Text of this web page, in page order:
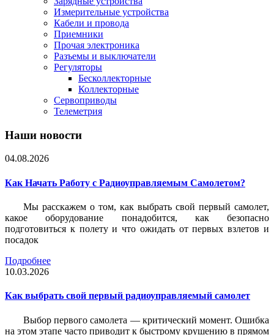
Измерительные устройства
Кабели и провода
Приемники
Прочая электроника
Разъемы и выключатели
Регуляторы
Бесколлекторные
Коллекторные
Сервоприводы
Телеметрия
Наши новости
04.08.2026
Как Начать Работу с Радиоуправляемым Самолетом?
Мы расскажем о том, как выбрать свой первый самолет,
какое оборудование понадобится, как безопасно
подготовиться к полету и что ожидать от первых взлетов и
посадок
Подробнее
10.03.2026
Как выбрать свой первый радиоуправляемый самолет
Выбор первого самолета — критический момент. Ошибка
на этом этапе часто приводит к быстрому крушению в прямом